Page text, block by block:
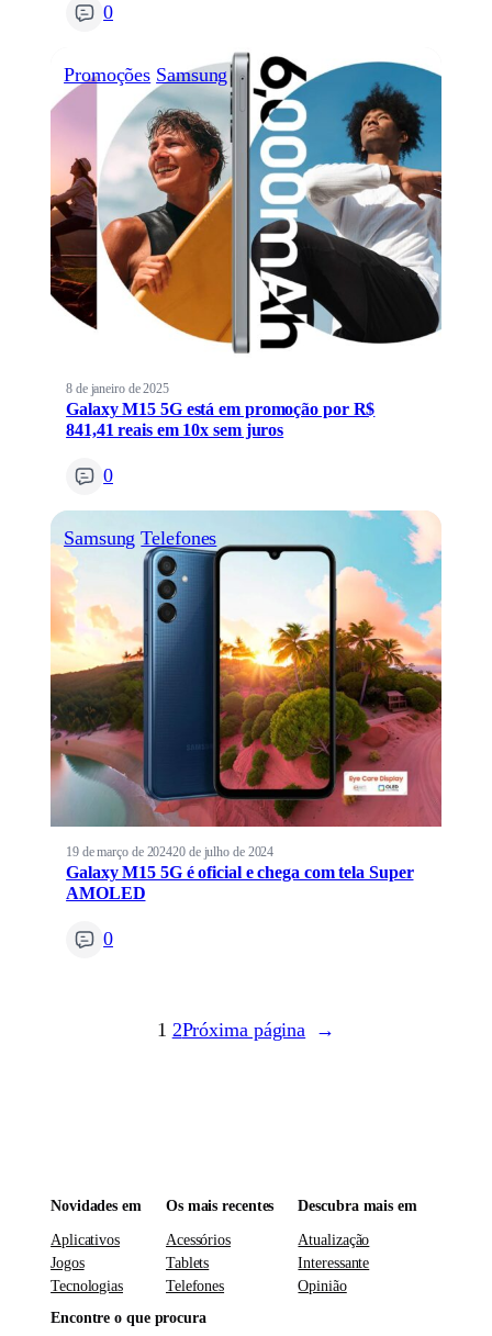
0
Promoções Samsung
8 de janeiro de 2025
Galaxy M15 5G está em promoção por R$
841,41 reais em 10x sem juros
0
Samsung Telefones
19 de março de 202420 de julho de 2024
Galaxy M15 5G é oficial e chega com tela Super
AMOLED
0
1 2Próxima página →
Novidades em
Aplicativos
Jogos
Tecnologias
Os mais recentes
Acessórios
Tablets
Telefones
Descubra mais em
Atualização
Interessante
Opinião
Encontre o que procura